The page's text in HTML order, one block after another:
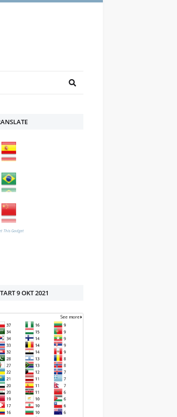
This Gadget
9 OKT 2021